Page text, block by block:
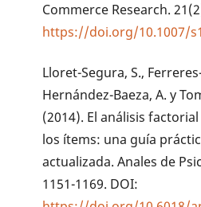
Commerce Research.
https://doi.org/10.1007/
Lloret-Segura, S.,
Hernández-Baeza, A. y
(2014). El análisis
los ítems: una guía
actualizada. Anales de
1151-1169. DOI: